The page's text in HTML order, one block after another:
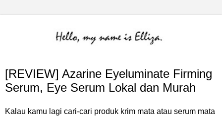
[REVIEW] Azarine Eyeluminate Firming
Serum, Eye Serum Lokal dan Murah
Kalau kamu lagi cari-cari produk krim mata atau serum mata